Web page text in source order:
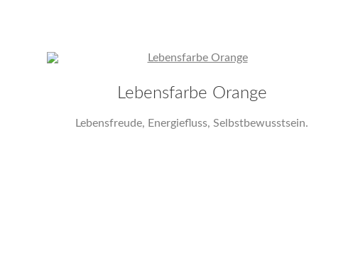
Lebensfarbe Orange
Lebensfreude, Energiefluss, Selbstbewusstsein.